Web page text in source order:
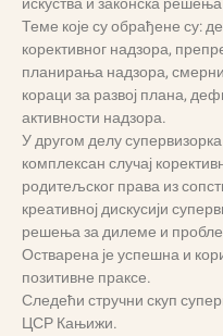
Теме које су обрађене су:
корективног надзора,
планирања надзора,
кораци за развој плана,
активности надзора.
У другом делу
комплексан случај
родитељског права из
креативној дискусији
решења за дилеме и
Остварена је успешна и
позитивне праксе.
Следећи стручни скуп
ЦСР Кањижи.